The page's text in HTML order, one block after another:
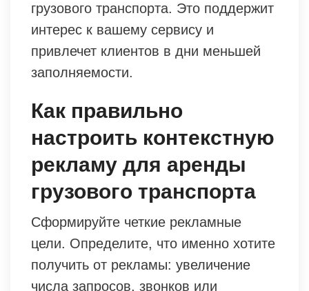
грузового транспорта. Это поддержит
интерес к вашему сервису и
привлечет клиентов в дни меньшей
заполняемости.
Как правильно
настроить контекстную
рекламу для аренды
грузового транспорта
Сформируйте четкие рекламные
цели. Определите, что именно хотите
получить от рекламы: увеличение
числа запросов, звонков или